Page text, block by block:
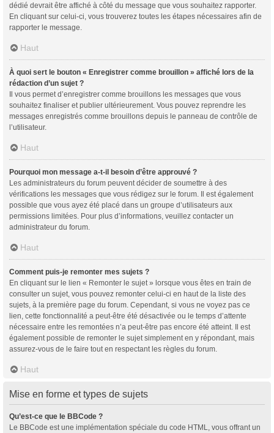
dédié devrait être affiché à côté du message que vous souhaitez rapporter.
En cliquant sur celui-ci, vous trouverez toutes les étapes nécessaires afin de
rapporter le message.
Haut
À quoi sert le bouton « Enregistrer comme brouillon » affiché lors de la
rédaction d’un sujet ?
Il vous permet d’enregistrer comme brouillons les messages que vous
souhaitez finaliser et publier ultérieurement. Vous pouvez reprendre les
messages enregistrés comme brouillons depuis le panneau de contrôle de
l’utilisateur.
Haut
Pourquoi mon message a-t-il besoin d’être approuvé ?
Les administrateurs du forum peuvent décider de soumettre à des
vérifications les messages que vous rédigez sur le forum. Il est également
possible que vous ayez été placé dans un groupe d’utilisateurs aux
permissions limitées. Pour plus d’informations, veuillez contacter un
administrateur du forum.
Haut
Comment puis-je remonter mes sujets ?
En cliquant sur le lien « Remonter le sujet » lorsque vous êtes en train de
consulter un sujet, vous pouvez remonter celui-ci en haut de la liste des
sujets, à la première page du forum. Cependant, si vous ne voyez pas ce
lien, cette fonctionnalité a peut-être été désactivée ou le temps d’attente
nécessaire entre les remontées n’a peut-être pas encore été atteint. Il est
également possible de remonter le sujet simplement en y répondant, mais
assurez-vous de le faire tout en respectant les règles du forum.
Haut
Mise en forme et types de sujets
Qu’est-ce que le BBCode ?
Le BBCode est une implémentation spéciale du code HTML, vous offrant un